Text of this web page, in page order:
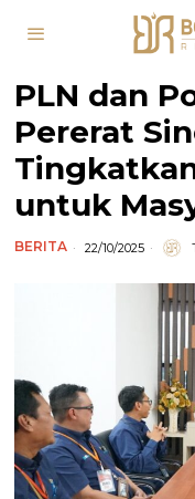
PLN dan
Pererat
untuk
BERITA 22/10/2025